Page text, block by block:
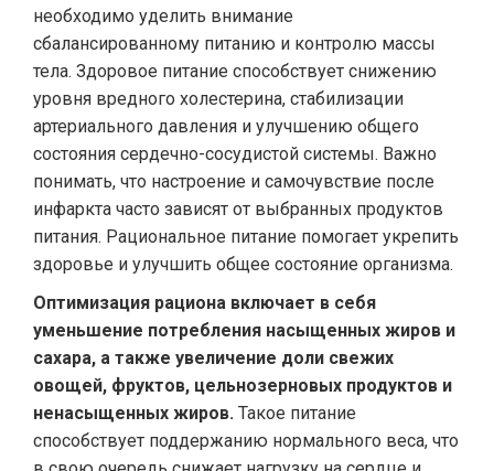
необходимо уделить внимание
сбалансированному питанию и контролю массы
тела. Здоровое питание способствует снижению
уровня вредного холестерина, стабилизации
артериального давления и улучшению общего
состояния сердечно-сосудистой системы. Важно
понимать, что настроение и самочувствие после
инфаркта часто зависят от выбранных продуктов
питания. Рациональное питание помогает укрепить
здоровье и улучшить общее состояние организма.
Оптимизация рациона включает в себя
уменьшение потребления насыщенных жиров и
сахара, а также увеличение доли свежих
овощей, фруктов, цельнозерновых продуктов и
ненасыщенных жиров. Такое питание
способствует поддержанию нормального веса, что